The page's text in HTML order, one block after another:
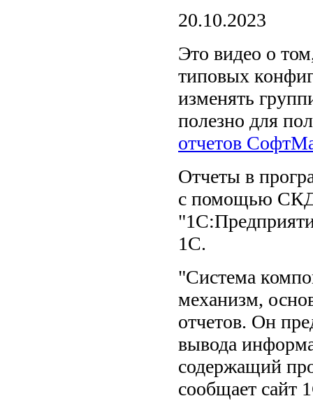
20.10.2023
Это видео о
типовых
изменять
полезно для
отчетов
Отчеты в
с помощью СКД
1С.
"Система
механизм,
отчетов. Он
вывода
содержащий
сообщает сайт